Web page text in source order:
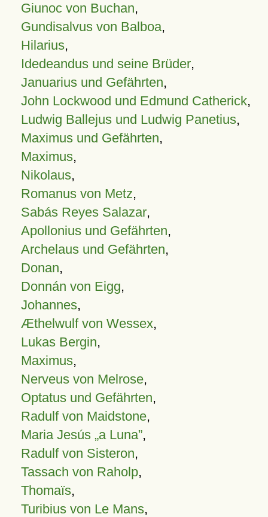
Giunoc von Buchan,
Gundisalvus von Balboa,
Hilarius,
Idedeandus und seine Brüder,
Januarius und Gefährten,
John Lockwood und Edmund Catherick,
Ludwig Ballejus und Ludwig Panetius,
Maximus und Gefährten,
Maximus,
Nikolaus,
Romanus von Metz,
Sabás Reyes Salazar,
Apollonius und Gefährten,
Archelaus und Gefährten,
Donan,
Donnán von Eigg,
Johannes,
Æthelwulf von Wessex,
Lukas Bergin,
Maximus,
Nerveus von Melrose,
Optatus und Gefährten,
Radulf von Maidstone,
Maria Jesús „a Luna”,
Radulf von Sisteron,
Tassach von Raholp,
Thomaïs,
Turibius von Le Mans,